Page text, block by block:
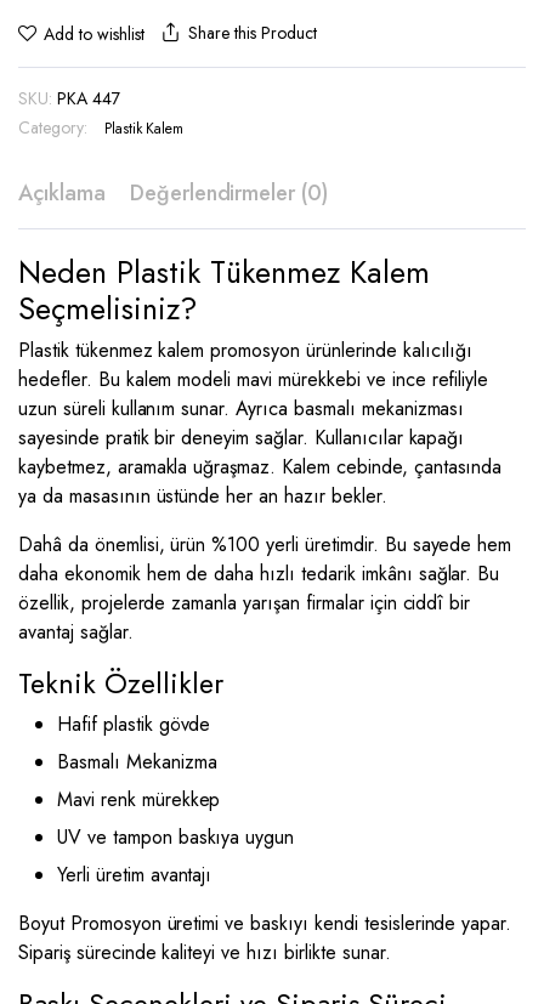
-
447
quantity
Add to wishlist Share this Product
SKU: PKA 447
Category:
Plastik Kalem
Açıklama Değerlendirmeler (0)
Neden Plastik Tükenmez Kalem
Seçmelisiniz?
Plastik tükenmez kalem promosyon ürünlerinde kalıcılığı
hedefler. Bu kalem modeli mavi mürekkebi ve ince refiliyle
uzun süreli kullanım sunar. Ayrıca basmalı mekanizması
sayesinde pratik bir deneyim sağlar. Kullanıcılar kapağı
kaybetmez, aramakla uğraşmaz. Kalem cebinde, çantasında
ya da masasının üstünde her an hazır bekler.
Dahâ da önemlisi, ürün %100 yerli üretimdir. Bu sayede hem
daha ekonomik hem de daha hızlı tedarik imkânı sağlar. Bu
özellik, projelerde zamanla yarışan firmalar için ciddî bir
avantaj sağlar.
Teknik Özellikler
Hafif plastik gövde
Basmalı Mekanizma
Mavi renk mürekkep
UV ve tampon baskıya uygun
Yerli üretim avantajı
Boyut Promosyon üretimi ve baskıyı kendi tesislerinde yapar.
Sipariş sürecinde kaliteyi ve hızı birlikte sunar.